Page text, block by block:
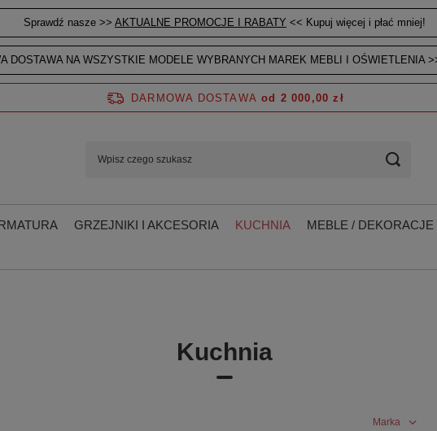
Sprawdź nasze >> AKTUALNE PROMOCJE I RABATY << Kupuj więcej i płać mniej!
DOSTAWA NA WSZYSTKIE MODELE WYBRANYCH MAREK MEBLI I OŚWIETLENIA
DARMOWA DOSTAWA od 2 000,00 zł
GRZEJNIKI I AKCESORIA KUCHNIA MEBLE /
Kuchnia
Marka